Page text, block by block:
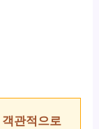
객관적으로